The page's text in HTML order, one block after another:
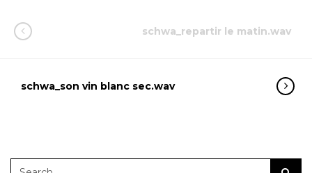
schwa_repartir le matin.wav
schwa_son vin blanc sec.wav